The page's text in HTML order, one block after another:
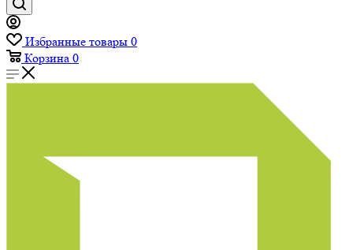
Избранные товары 0
Корзина 0